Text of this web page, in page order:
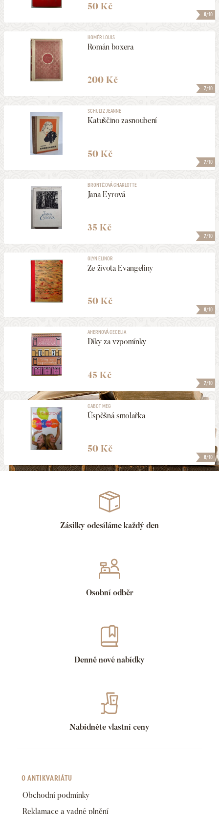
8/10
50 Kč
7/10
HOMÉR LOUIS
Román boxera
200 Kč
7/10
SCHULTZ JEANNE
Katuščino zasnoubení
50 Kč
7/10
BRONTËOVÁ CHARLOTTE
Jana Eyrová
35 Kč
8/10
GLYN ELINOR
Ze života Evangeliny
50 Kč
7/10
AHERNOVÁ CECELIA
Díky za vzpomínky
45 Kč
8/10
CABOT MEG
Úspěšná smolařka
50 Kč
Zásilky odesíláme každý den
Osobní odběr
Denně nové nabídky
Nabídněte vlastní ceny
O ANTIKVARIÁTU
Obchodní podmínky
Reklamace a vadné plnění